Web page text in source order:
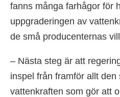
fanns många farhågor för
uppgraderingen av
de små producenternas
– Nästa steg är att
inspel från framför allt den
vattenkraften som gör att